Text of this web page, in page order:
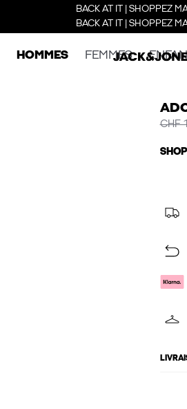
BACK AT IT | SHOPPEZ
BACK AT IT | SHOPPEZ
HOMMES FEMMES
CHF